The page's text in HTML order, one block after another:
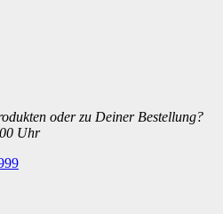
oder zu Deiner Bestellung?
Uhr